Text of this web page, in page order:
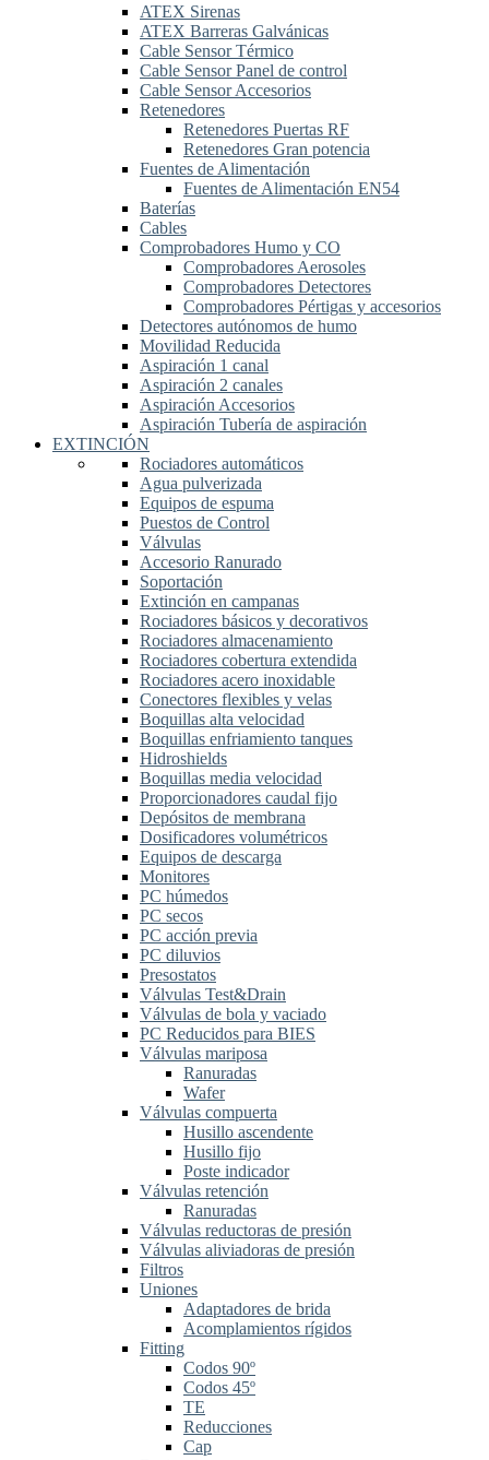
ATEX Sirenas
ATEX Barreras Galvánicas
Cable Sensor Térmico
Cable Sensor Panel de control
Cable Sensor Accesorios
Retenedores
Retenedores Puertas RF
Retenedores Gran potencia
Fuentes de Alimentación
Fuentes de Alimentación EN54
Baterías
Cables
Comprobadores Humo y CO
Comprobadores Aerosoles
Comprobadores Detectores
Comprobadores Pértigas y accesorios
Detectores autónomos de humo
Movilidad Reducida
Aspiración 1 canal
Aspiración 2 canales
Aspiración Accesorios
Aspiración Tubería de aspiración
EXTINCIÓN
Rociadores automáticos
Agua pulverizada
Equipos de espuma
Puestos de Control
Válvulas
Accesorio Ranurado
Soportación
Extinción en campanas
Rociadores básicos y decorativos
Rociadores almacenamiento
Rociadores cobertura extendida
Rociadores acero inoxidable
Conectores flexibles y velas
Boquillas alta velocidad
Boquillas enfriamiento tanques
Hidroshields
Boquillas media velocidad
Proporcionadores caudal fijo
Depósitos de membrana
Dosificadores volumétricos
Equipos de descarga
Monitores
PC húmedos
PC secos
PC acción previa
PC diluvios
Presostatos
Válvulas Test&Drain
Válvulas de bola y vaciado
PC Reducidos para BIES
Válvulas mariposa
Ranuradas
Wafer
Válvulas compuerta
Husillo ascendente
Husillo fijo
Poste indicador
Válvulas retención
Ranuradas
Válvulas reductoras de presión
Válvulas aliviadoras de presión
Filtros
Uniones
Adaptadores de brida
Acomplamientos rígidos
Fitting
Codos 90º
Codos 45º
TE
Reducciones
Cap